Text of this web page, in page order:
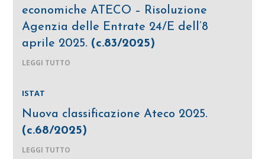
economiche ATECO – Risoluzione
Agenzia delle Entrate 24/E dell’8
aprile 2025. (c.83/2025)
LEGGI TUTTO
ISTAT
Nuova classificazione Ateco 2025.
(c.68/2025)
LEGGI TUTTO